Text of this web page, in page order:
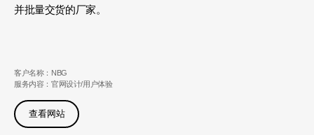
并批量交货的厂家。
客户名称：NBG
服务内容：官网设计/用户体验
查看网站